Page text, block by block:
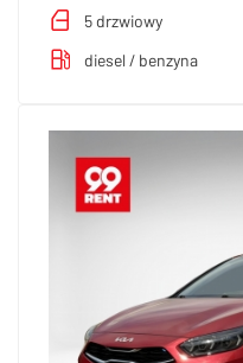
5 drzwiowy
diesel / benzyna